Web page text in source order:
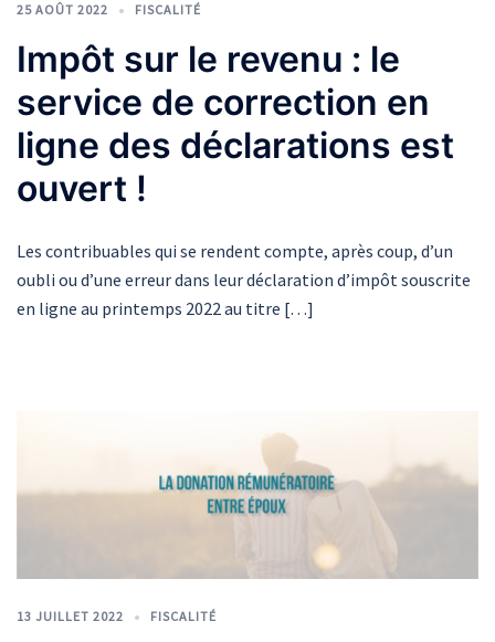
25 AOÛT 2022 FISCALITÉ
Impôt sur le revenu : le
service de correction en
ligne des déclarations est
ouvert !
Les contribuables qui se rendent compte, après coup, d’un
oubli ou d’une erreur dans leur déclaration d’impôt souscrite
en ligne au printemps 2022 au titre […]
13 JUILLET 2022 FISCALITÉ